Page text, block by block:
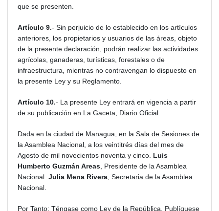
que se presenten.
Artículo 9.- Sin perjuicio de lo establecido en los artículos
anteriores, los propietarios y usuarios de las áreas, objeto
de la presente declaración, podrán realizar las actividades
agrícolas, ganaderas, turísticas, forestales o de
infraestructura, mientras no contravengan lo dispuesto en
la presente Ley y su Reglamento.
Artículo 10.- La presente Ley entrará en vigencia a partir
de su publicación en La Gaceta, Diario Oficial.
Dada en la ciudad de Managua, en la Sala de Sesiones de
la Asamblea Nacional, a los veintitrés días del mes de
Agosto de mil novecientos noventa y cinco. Luis
Humberto Guzmán Areas , Presidente de la Asamblea
Nacional. Julia Mena Rivera , Secretaria de la Asamblea
Nacional.
Por Tanto: Téngase como Ley de la República. Publíquese